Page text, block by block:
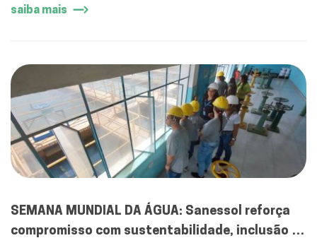
saiba mais
SEMANA MUNDIAL DA ÁGUA: Sanessol reforça
compromisso com sustentabilidade, inclusão e